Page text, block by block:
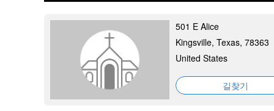
501 E Alice
Kingsville, Texas, 78363
United States
길찾기